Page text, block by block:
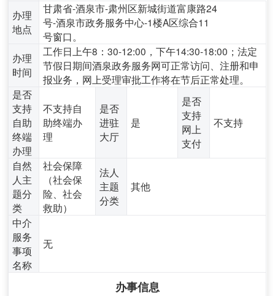
办理
地点
甘肃省-酒泉市-肃州区新城街道富康路24
号-酒泉市政务服务中心-1楼A区综合11
号窗口。
办理
时间
工作日上午8：30-12:00，下午14:30-18:00；法定
节假日期间酒泉政务服务网可正常访问、注册和申
报业务，网上受理审批工作将在节后正常处理。
是否
支持
自助
终端
办理
不支持自
助终端办
理
是否
进驻
大厅
是
是否
支持
网上
支付
不支持
自然
人主
题分
类
社会保障
（社会保
险、社会
救助）
法人
主题
分类
其他
中介
服务
事项
名称
无
办事信息